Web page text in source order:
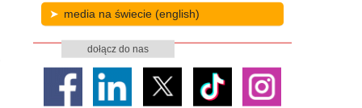
media na świecie (english)
dołącz do nas